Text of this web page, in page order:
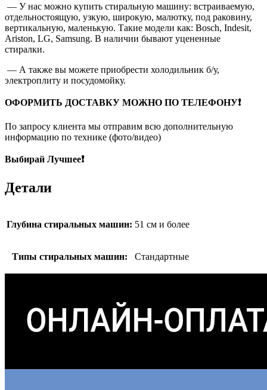
— У нас можно купить стиральную машину: встраиваемую,
отдельностоящую, узкую, широкую, малютку, под раковину,
вертикальную, маленькую. Такие модели как: Bosch, Indesit,
Ariston, LG, Samsung. В наличии бывают уцененные
стиралки.
— А также вы можете приобрести холодильник б/у,
электроплиту и посудомойку.
ОФОРМИТЬ ДОСТАВКУ МОЖНО ПО ТЕЛЕФОНУ❗
По запросу клиента мы отправим всю дополнительную
информацию по технике (фото/видео)
Выбирай Лучшее❗
Детали
Глубина стиральных машин: 51 см и более
Типы стиральных машин: Стандартные